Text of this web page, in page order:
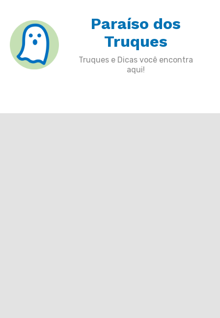
content
Paraíso dos
Truques
Truques e Dicas você encontra
aqui!